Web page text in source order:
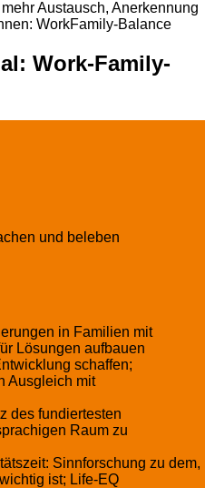
Austausch, Anerkennung
WorkFamily-Balance
Work-Family-
und beleben
in Familien mit
Lösungen aufbauen
schaffen;
Ausgleich mit
des fundiertesten
Raum zu
Sinnforschung zu dem,
ist; Life-EQ